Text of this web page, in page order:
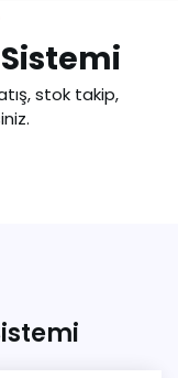
stok takip,